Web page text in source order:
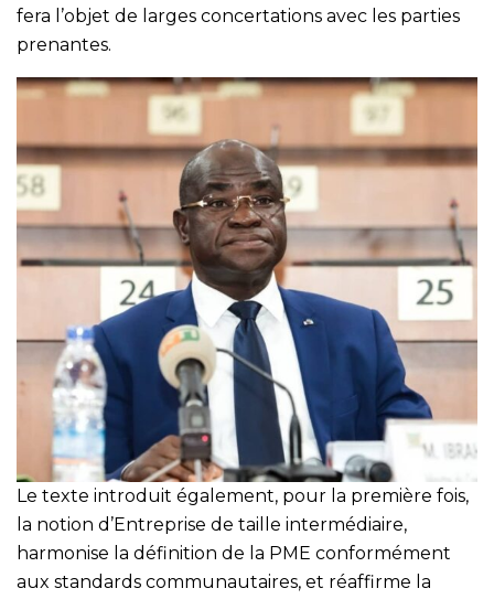
fera l’objet de larges concertations avec les parties
prenantes.
Le texte introduit également, pour la première fois,
la notion d’Entreprise de taille intermédiaire,
harmonise la définition de la PME conformément
aux standards communautaires, et réaffirme la